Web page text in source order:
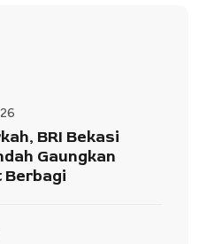
BRI Bekasi
Gaungkan
Berbagi